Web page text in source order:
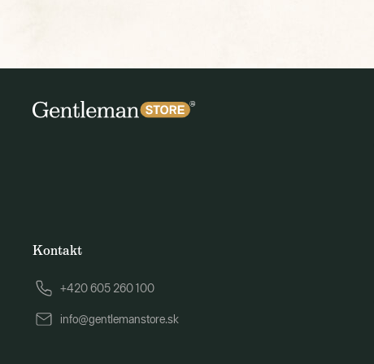
Kontakt
+420 605 260 100
info@gentlemanstore.sk